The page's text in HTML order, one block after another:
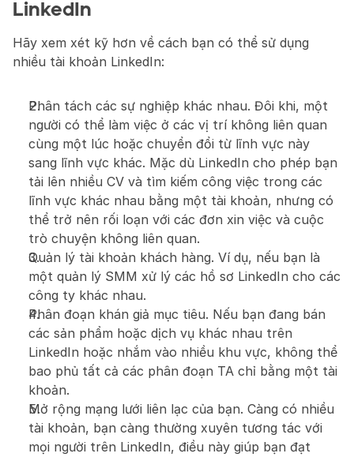
LinkedIn
Hãy xem xét kỹ hơn về cách bạn có thể sử dụng
nhiều tài khoản LinkedIn:
Phân tách các sự nghiệp khác nhau. Đôi khi, một
người có thể làm việc ở các vị trí không liên quan
cùng một lúc hoặc chuyển đổi từ lĩnh vực này
sang lĩnh vực khác. Mặc dù LinkedIn cho phép bạn
tải lên nhiều CV và tìm kiếm công việc trong các
lĩnh vực khác nhau bằng một tài khoản, nhưng có
thể trở nên rối loạn với các đơn xin việc và cuộc
trò chuyện không liên quan.
Quản lý tài khoản khách hàng. Ví dụ, nếu bạn là
một quản lý SMM xử lý các hồ sơ LinkedIn cho các
công ty khác nhau.
Phân đoạn khán giả mục tiêu. Nếu bạn đang bán
các sản phẩm hoặc dịch vụ khác nhau trên
LinkedIn hoặc nhắm vào nhiều khu vực, không thể
bao phủ tất cả các phân đoạn TA chỉ bằng một tài
khoản.
Mở rộng mạng lưới liên lạc của bạn. Càng có nhiều
tài khoản, bạn càng thường xuyên tương tác với
mọi người trên LinkedIn, điều này giúp bạn đạt